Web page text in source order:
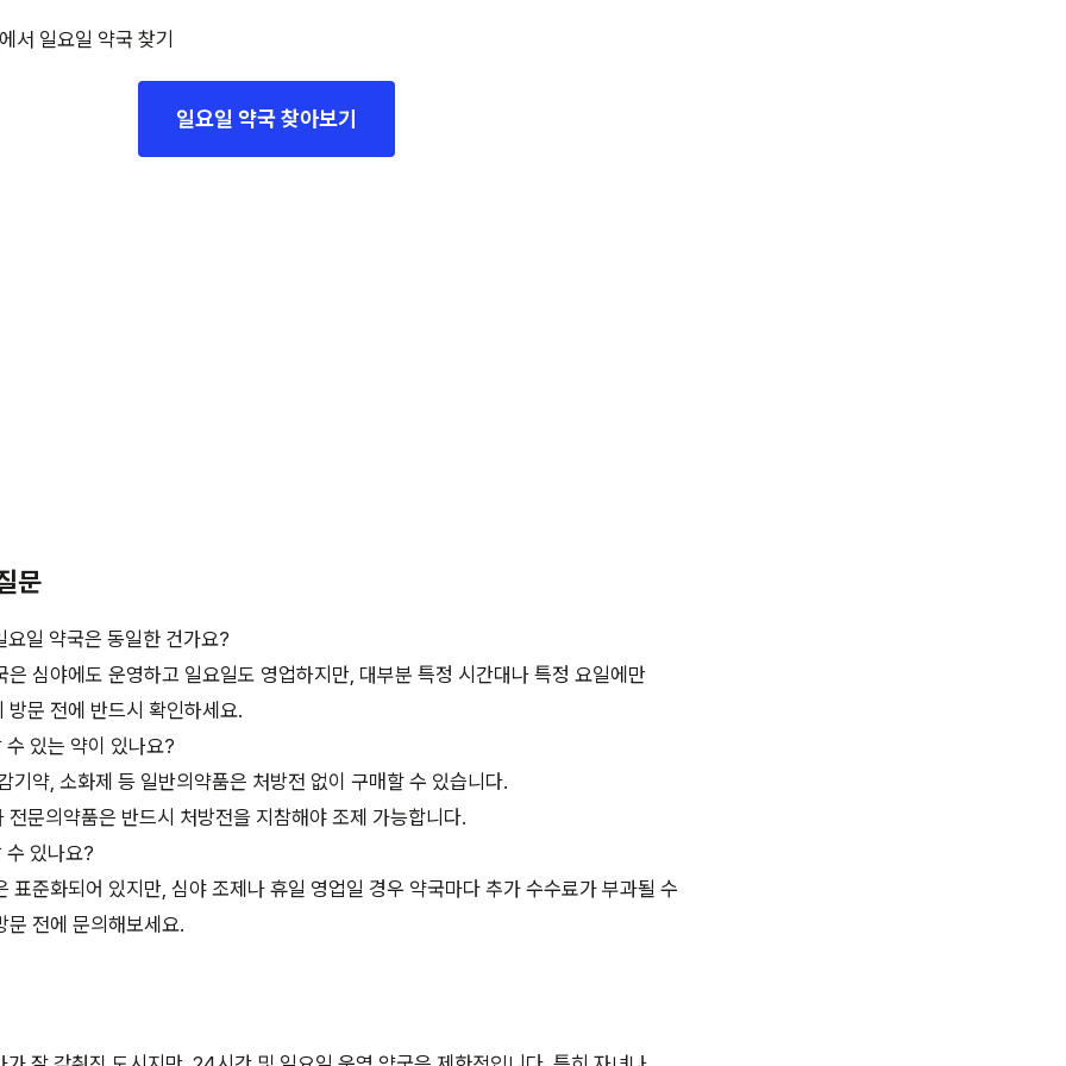
에서 일요일 약국 찾기
일요일 약국 찾아보기
문
일 약국은 동일한 건가요?
은 심야에도 운영하고 일요일도 영업하지만, 대부분 특정 시간대나 특정 요일에만
방문 전에 반드시 확인하세요.
수 있는 약이 있나요?
기약, 소화제 등 일반의약품은 처방전 없이 구매할 수 있습니다.
전문의약품은 반드시 처방전을 지참해야 조제 가능합니다.
수 있나요?
표준화되어 있지만, 심야 조제나 휴일 영업일 경우 약국마다 추가 수수료가 부과될 수
문 전에 문의해보세요.